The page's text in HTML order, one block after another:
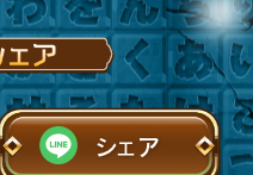
シェア